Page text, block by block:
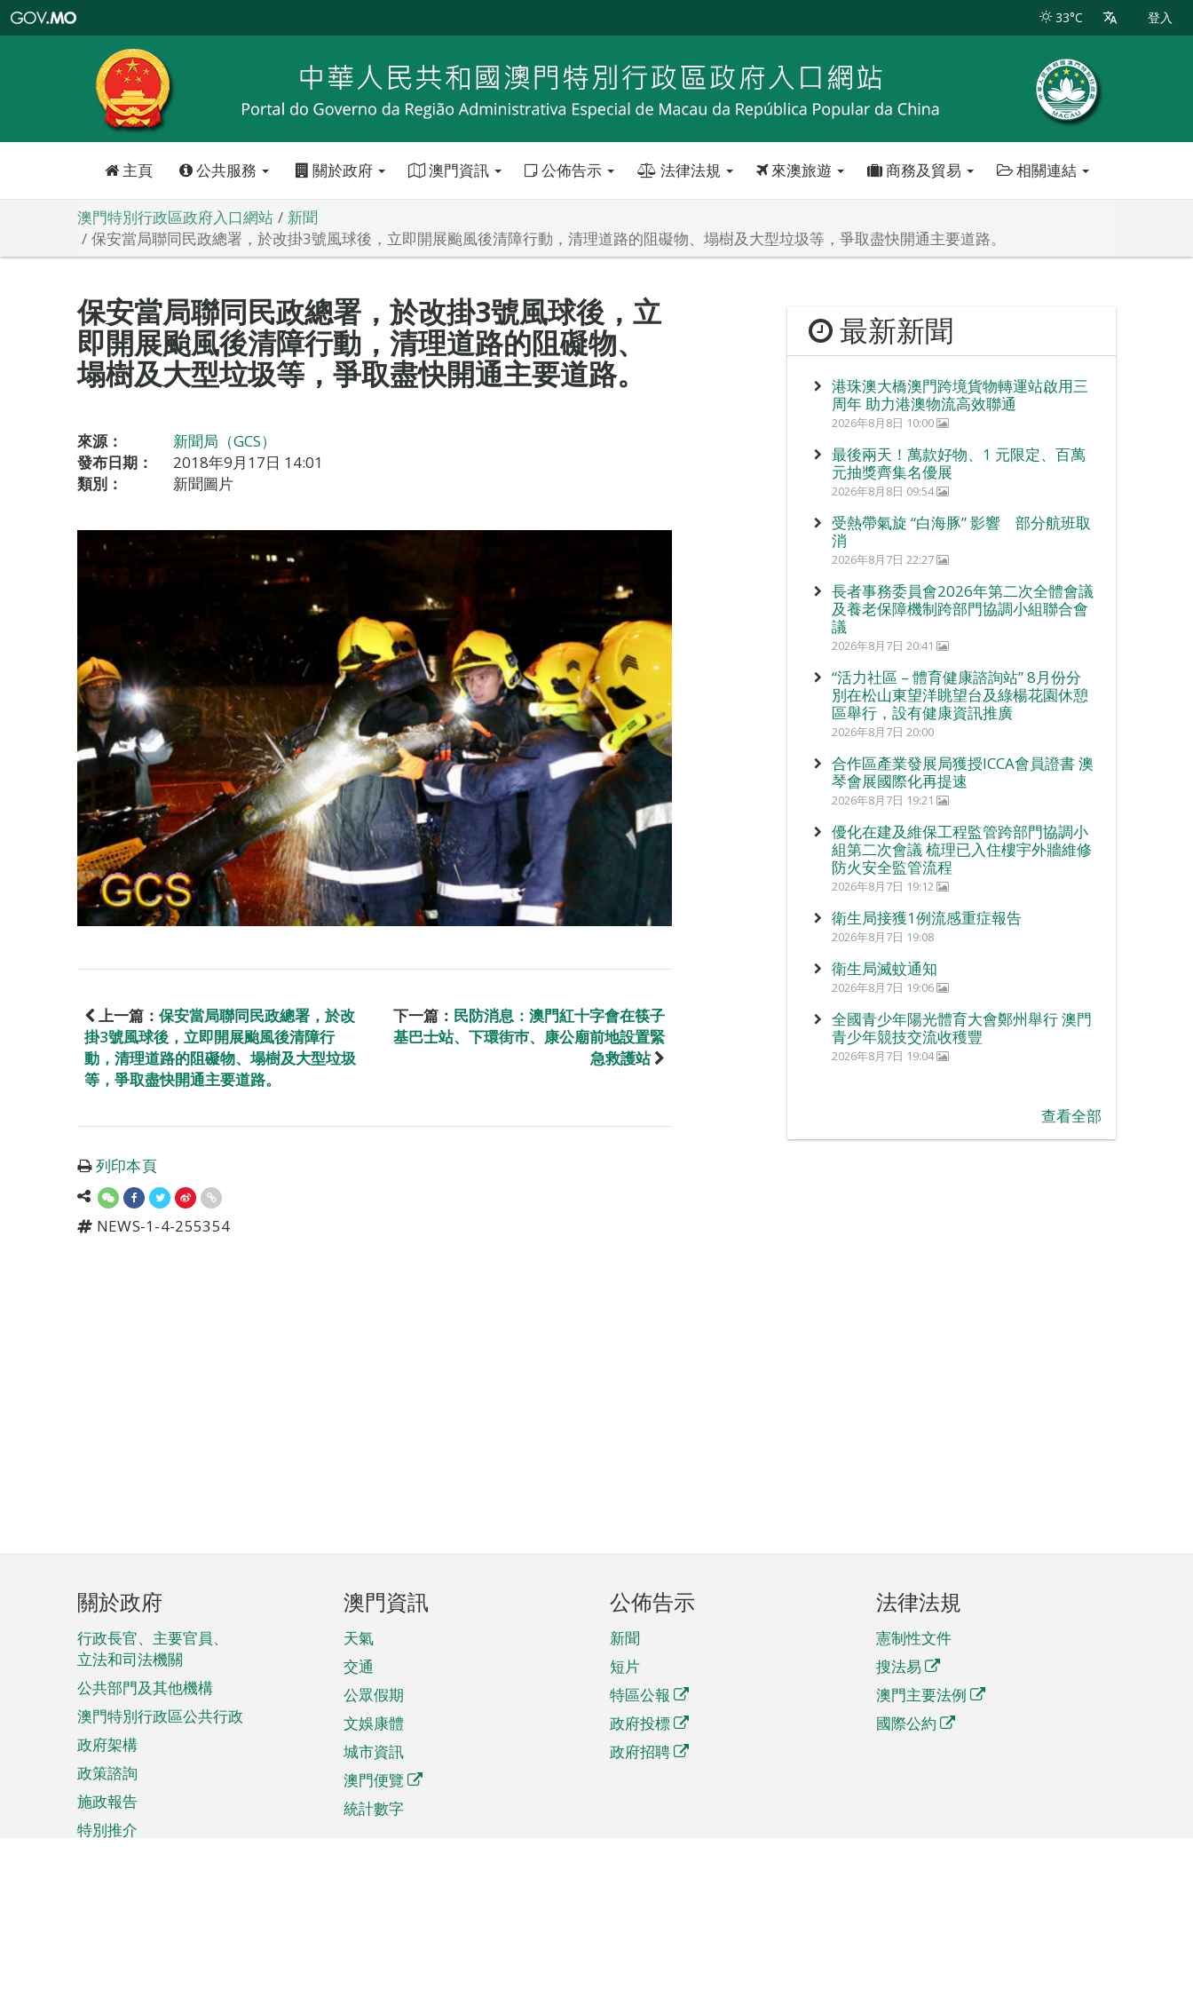
特
政
區
政
口
33°C 登入
主頁 公共服務 關於政府 澳門資訊 公佈告示 法律法規 來澳旅遊 商務及貿易 相關連結
澳門特別行政區政府入口網站
新聞
保安當局聯同民政總署，於改掛3號風球後，立即開展颱風後清障行動，清理道路的阻礙物、塌樹及大型垃圾等，爭取盡快開通主要道路。
保安當局聯同民政總署，於改掛3號風球後，立
即開展颱風後清障行動，清理道路的阻礙物、
塌樹及大型垃圾等，爭取盡快開通主要道路。
來源：
新聞局（GCS）
發布日期：
2018年9月17日 14:01
類別：
新聞圖片
上一篇： 保安當局聯同民政總署，於改
掛3號風球後，立即開展颱風後清障行
動，清理道路的阻礙物、塌樹及大型垃圾
等，爭取盡快開通主要道路。
下一篇： 民防消息：澳門紅十字會在筷子
基巴士站、下環街巿、康公廟前地設置緊
急救護站
列印本頁
NEWS-1-4-255354
最新新聞
港珠澳大橋澳門跨境貨物轉運站啟用三
周年 助力港澳物流高效聯通
2026年8月8日 10:00
最後兩天！萬款好物、1 元限定、百萬
元抽獎齊集名優展
2026年8月8日 09:54
受熱帶氣旋 “白海豚” 影響 部分航班取
消
2026年8月7日 22:27
長者事務委員會2026年第二次全體會議
及養老保障機制跨部門協調小組聯合會
議
2026年8月7日 20:41
“活力社區 – 體育健康諮詢站” 8月份分
別在松山東望洋眺望台及綠楊花園休憩
區舉行，設有健康資訊推廣
2026年8月7日 20:00
合作區產業發展局獲授ICCA會員證書 澳
琴會展國際化再提速
2026年8月7日 19:21
優化在建及維保工程監管跨部門協調小
組第二次會議 梳理已入住樓宇外牆維修
防火安全監管流程
2026年8月7日 19:12
衛生局接獲1例流感重症報告
2026年8月7日 19:08
衛生局滅蚊通知
2026年8月7日 19:06
全國青少年陽光體育大會鄭州舉行 澳門
青少年競技交流收穫豐
2026年8月7日 19:04
查看全部
頁
腳
菜
單
關於政府
行政長官、主要官員、
立法和司法機關
公共部門及其他機構
澳門特別行政區公共行政
政府架構
政策諮詢
施政報告
特別推介
澳門資訊
天氣
交通
公眾假期
文娛康體
城市資訊
澳門便覽
統計數字
公佈告示
新聞
短片
特區公報
政府投標
政府招聘
法律法規
憲制性文件
搜法易
澳門主要法例
國際公約